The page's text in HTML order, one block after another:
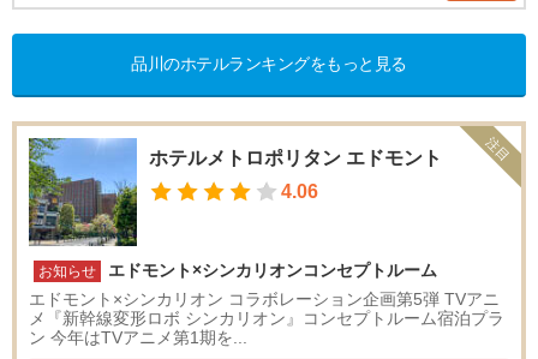
品川のホテルランキングをもっと見る
ホテルメトロポリタン エドモント
4.06
お知らせ
エドモント×シンカリオンコンセプトルーム
エドモント×シンカリオン コラボレーション企画第5弾 TVアニ
メ『新幹線変形ロボ シンカリオン』コンセプトルーム宿泊プラ
ン 今年はTVアニメ第1期を...
注目